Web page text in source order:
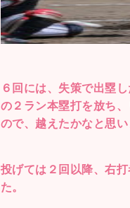
６回には、失策で出塁
の２ラン本塁打を放ち
ので、越えたかなと思
投げては２回以降、右
た。